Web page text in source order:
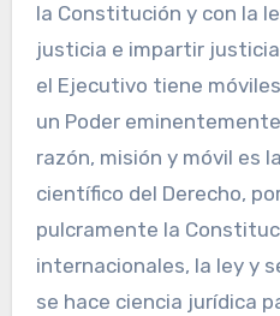
la Constitución y con la
justicia e impartir
el Ejecutivo tiene
un Poder
razón, misión y móvil es
científico del Derecho,
pulcramente la
internacionales, la ley y
se hace ciencia jurídica